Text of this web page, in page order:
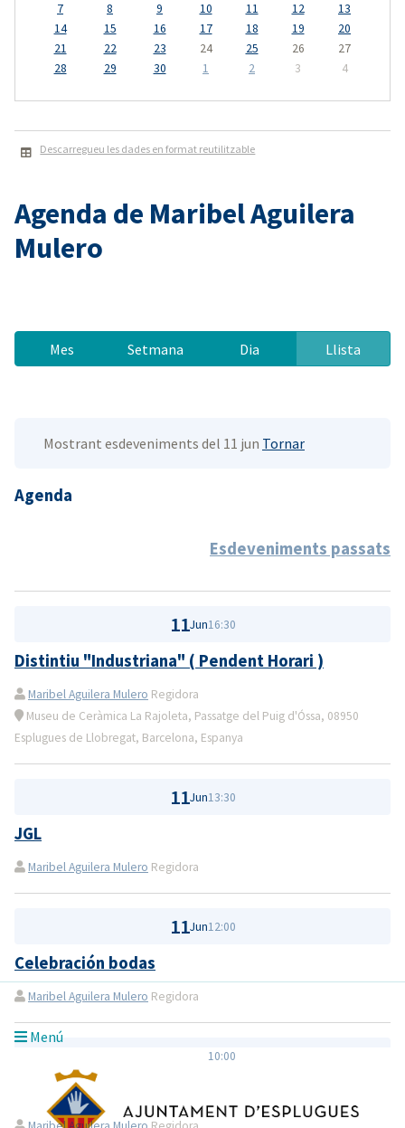
7
8 9 10 11 12
13
14
15 16 17 18 19
20
21
22 23 24 25 26
27
28
29 30 1 2 3 4
Descarregueu les dades en format reutilitzable
Agenda de Maribel Aguilera
Mulero
Mes Setmana Dia Llista
Mostrant esdeveniments del 11 jun Tornar
Agenda
Esdeveniments passats
11Jun16:30
Distintiu "Industriana" ( Pendent Horari )
Maribel Aguilera Mulero Regidora
Museu de Ceràmica La Rajoleta, Passatge del Puig d'Óssa, 08950
Esplugues de Llobregat, Barcelona, Espanya
11Jun13:30
JGL
Maribel Aguilera Mulero Regidora
11Jun12:00
Celebración bodas
Maribel Aguilera Mulero Regidora
10:00
Cafe amb Amics música Santa Magdalena
Menú